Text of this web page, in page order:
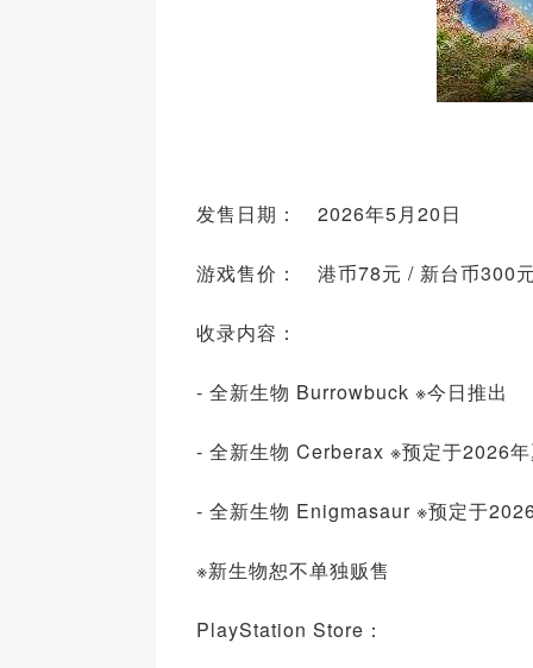
发售日期： 2026年5月20日
游戏售价： 港币78元 / 新台币300
收录内容：
- 全新生物 Burrowbuck ※今日推出
- 全新生物 Cerberax ※预定于2026
- 全新生物 Enigmasaur ※预定于
※新生物恕不单独贩售
PlayStation Store：